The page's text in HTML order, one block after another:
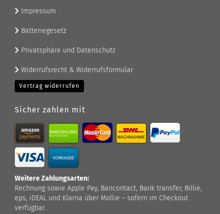
Impressum
Batteriegesetz
Privatsphäre und Datenschutz
Widerrufsrecht & Widerrufsformular
Vertrag widerrufen
Sicher zahlen mit
Weitere Zahlungsarten:
Rechnung sowie Apple Pay, Bancontact, Bank transfer, Billie,
eps, iDEAL und Klarna über Mollie – sofern im Checkout
verfügbar.